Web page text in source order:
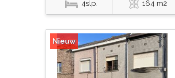
4slp. 164 m2
Nieuw